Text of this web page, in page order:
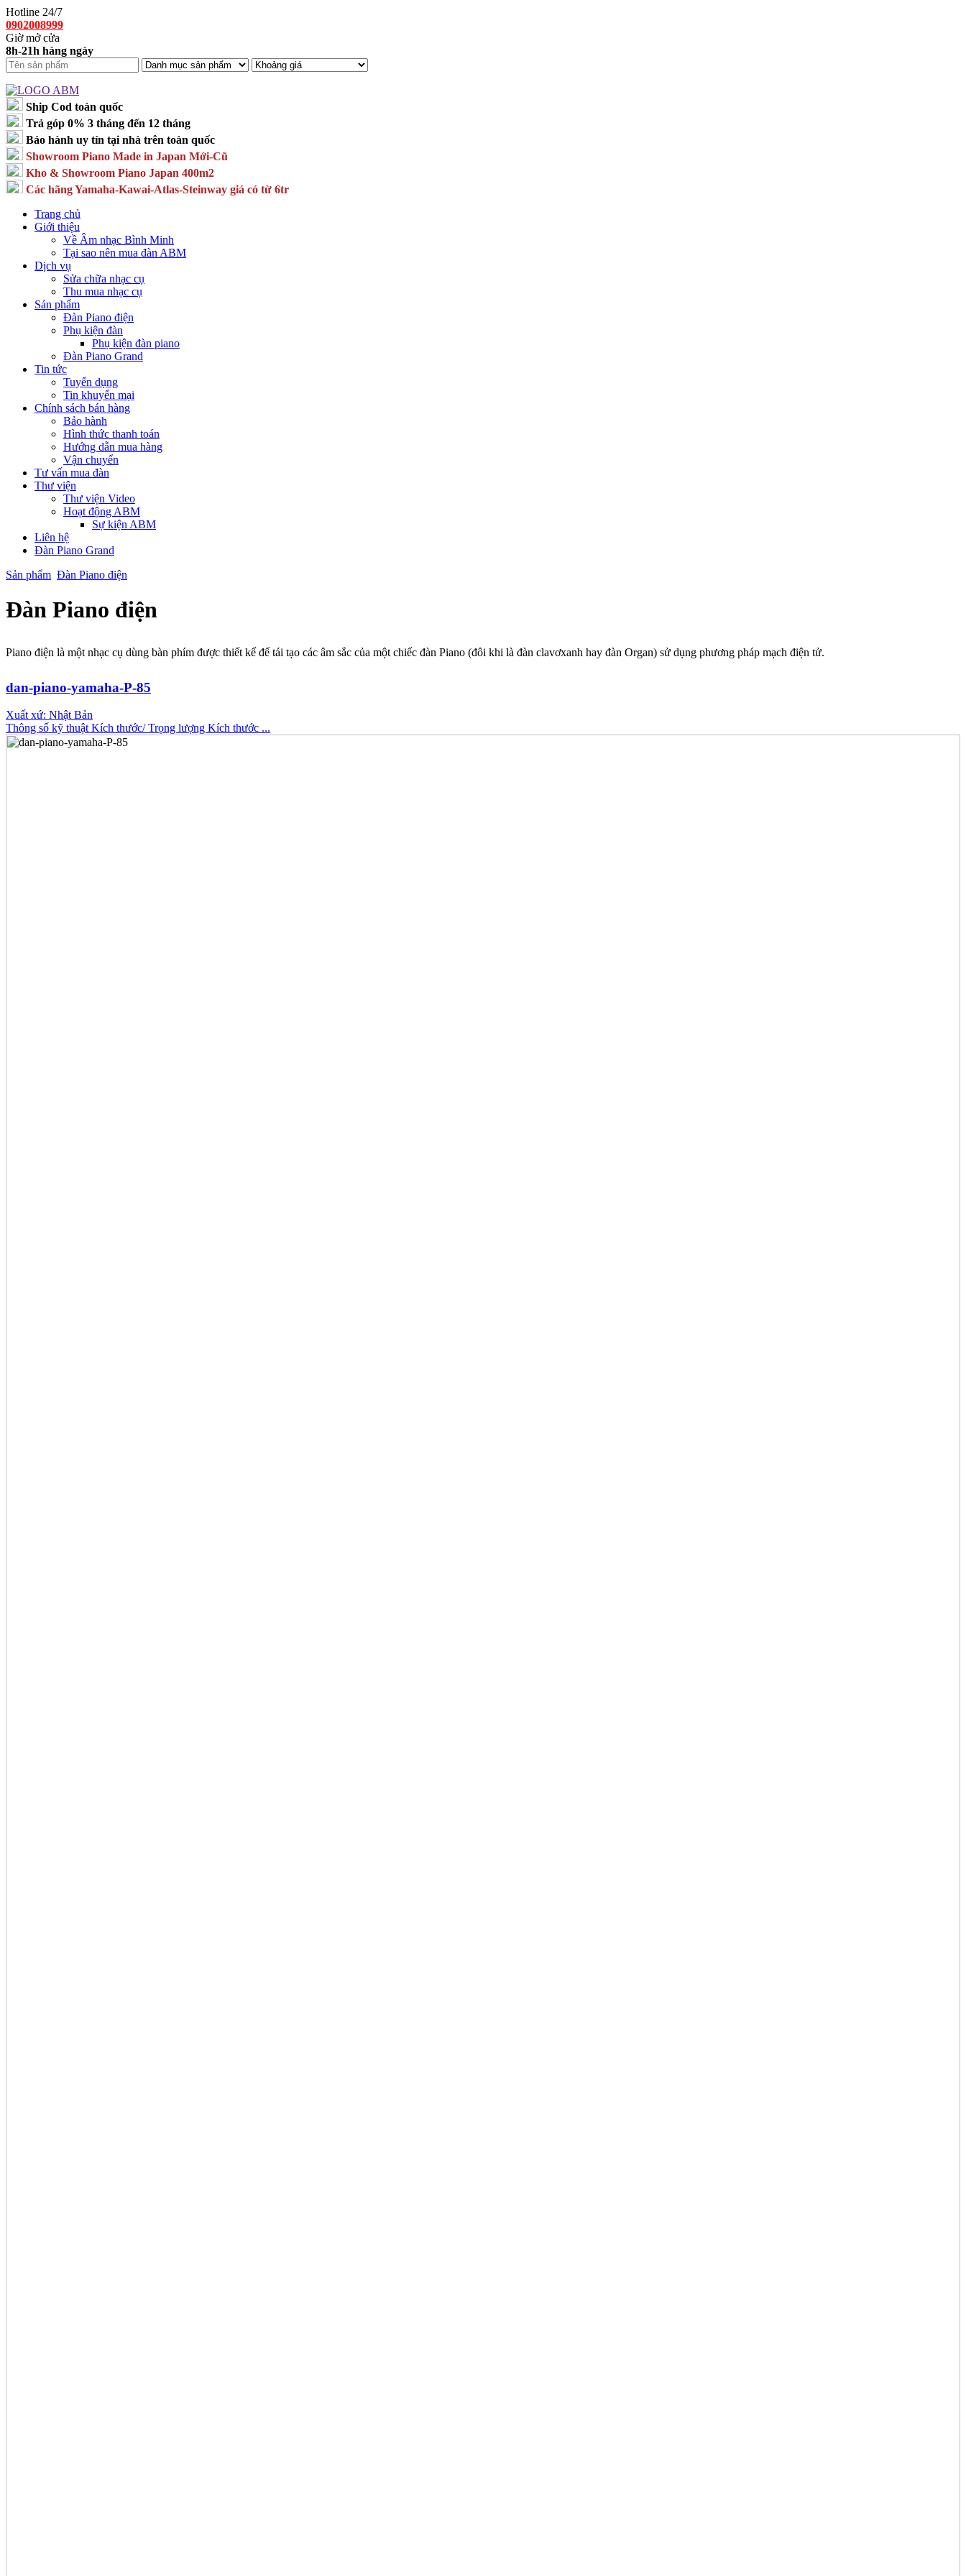
Hotline 24/7
0902008999
Giờ mở cửa
8h-21h hàng ngày
Ship Cod toàn quốc
Trả góp 0% 3 tháng đến 12 tháng
Bảo hành uy tín tại nhà trên toàn quốc
Showroom Piano Made in Japan Mới-Cũ
Kho & Showroom Piano Japan 400m2
Các hãng Yamaha-Kawai-Atlas-Steinway giá có từ 6tr
Trang chủ
Giới thiệu
Về Âm nhạc Bình Minh
Tại sao nên mua đàn ABM
Dịch vụ
Sửa chữa nhạc cụ
Thu mua nhạc cụ
Sản phẩm
Đàn Piano điện
Phụ kiện đàn
Phụ kiện đàn piano
Đàn Piano Grand
Tin tức
Tuyển dụng
Tin khuyến mại
Chính sách bán hàng
Bảo hành
Hình thức thanh toán
Hướng dẫn mua hàng
Vận chuyển
Tư vấn mua đàn
Thư viện
Thư viện Video
Hoạt động ABM
Sự kiện ABM
Liên hệ
Đàn Piano Grand
Sản phẩm Đàn Piano điện
Đàn Piano điện
Piano điện là một nhạc cụ dùng bàn phím được thiết kế để tái tạo các âm sắc của một chiếc đàn Piano (đôi khi là đàn clavơxanh hay đàn Organ) sử dụng phương pháp mạch điện tử.
dan-piano-yamaha-P-85
Xuất xứ: Nhật Bản
Thông số kỹ thuật Kích thước/ Trọng lượng Kích thước ...